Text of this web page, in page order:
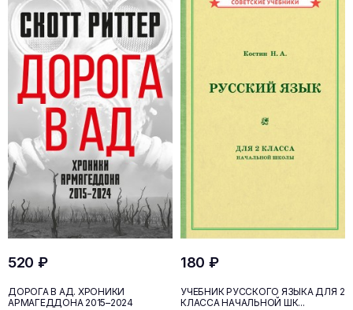
520 ₽
ДОРОГА В АД. ХРОНИКИ
АРМАГЕДДОНА 2015–2024
180 ₽
УЧЕБНИК РУССКОГО ЯЗЫКА ДЛЯ 2
КЛАССА НАЧАЛЬНОЙ ШК...